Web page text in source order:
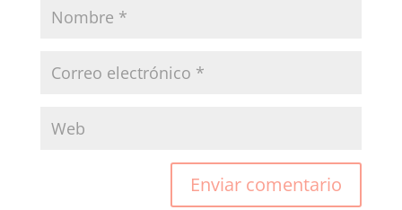
Enviar comentario